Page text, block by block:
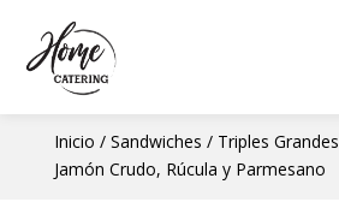
Inicio / Sandwiches / Triples Grandes
Jamón Crudo, Rúcula y Parmesano